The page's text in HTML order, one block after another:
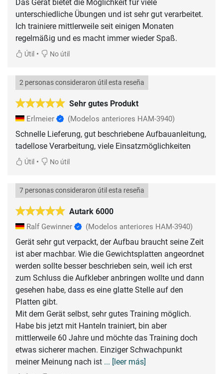
Das Gerät bietet die Möglichkeit für viele
unterschiedliche Übungen und ist sehr gut verarbeitet.
Ich trainiere mittlerweile seit einigen Monaten
Útil • No útil
Sehr gutes Produkt
2 personas consideraron útil esta reseña
Erlmeier (Modelos anteriores HAM-3940)
Schnelle Lieferung, gut beschriebene Aufbauanleitung,
tadellose Verarbeitung, viele Einsatzmöglichkeiten
Útil • No útil
Autark 6000
7 personas consideraron útil esta reseña
Ralf Gewinner (Modelos anteriores HAM-3940)
Gerät sehr gut verpackt, der Aufbau braucht seine Zeit
ist aber machbar. Wie die Gewichtsplatten angeordnet
werden sollte besser beschrieben sein, weil ich erst
zum Schluss die Aufkleber anbringen wollte und dann
gesehen habe, dass es eine glatte Stelle auf den
Platten gibt.
Mit dem Gerät selbst, sehr gutes Training möglich.
Habe bis jetzt mit Hanteln trainiert, bin aber
mittlerweile 60 Jahre und möchte das Training doch
etwas sicherer machen. Einziger Schwachpunkt
meiner Meinung nach ist ... [leer más]